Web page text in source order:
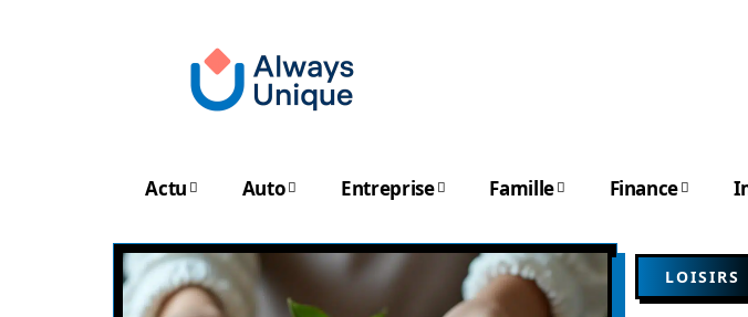
Actu Auto Entreprise Famille Finance
LOISIRS